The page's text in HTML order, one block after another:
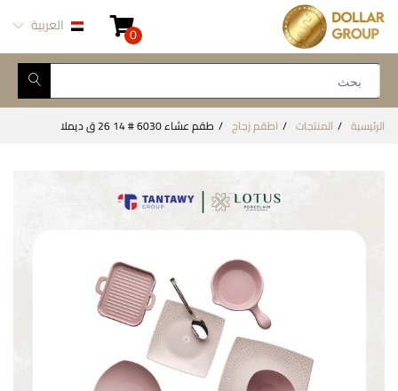
0 العربية
الرئيسية المنتجات اطقم زجاج طقم عشاء 6030 # 14 26 ق ديملا